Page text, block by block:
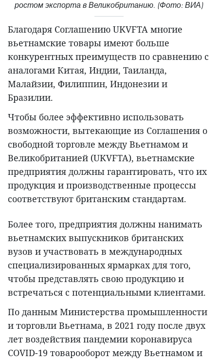
ростом экспорта в Великобританию. (Фото: ВИА)
Благодаря Соглашению UKVFTA многие
вьетнамские товары имеют больше
конкурентных преимуществ по сравнению с
аналогами Китая, Индии, Таиланда,
Малайзии, Филиппин, Индонезии и
Бразилии.
Чтобы более эффективно использовать
возможности, вытекающие из Соглашения о
свободной торговле между Вьетнамом и
Великобританией (UKVFTA), вьетнамские
предприятия должны гарантировать, что их
продукция и производственные процессы
соответствуют британским стандартам.
Более того, предприятия должны нанимать
вьетнамских выпускников британских
вузов и участвовать в международных
специализированных ярмарках для того,
чтобы представлять свою продукцию и
встречаться с потенциальными клиентами.
По данным Министерства промышленности
и торговли Вьетнама, в 2021 году после двух
лет воздействия пандемии коронавируса
COVID-19 товарооборот между Вьетнамом и